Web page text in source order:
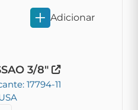
3/8"
17794-11
Adicionar